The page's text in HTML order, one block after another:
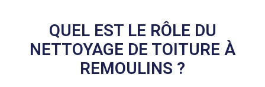
QUEL EST LE RÔLE DU
NETTOYAGE DE TOITURE À
REMOULINS ?